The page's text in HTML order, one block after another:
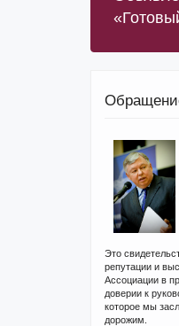
Это
репутации и
Ассоциации в
доверии к
которое мы
дорожим.